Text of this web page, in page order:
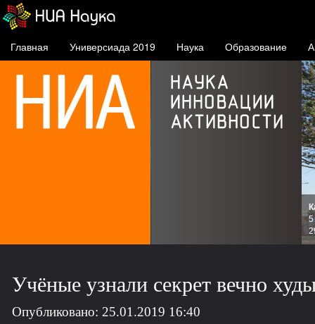
Главная Универсиада 2019 Наука Образование
5
Учёные узнали секрет вечно
Опубликовано: 25.01.2019 16:40